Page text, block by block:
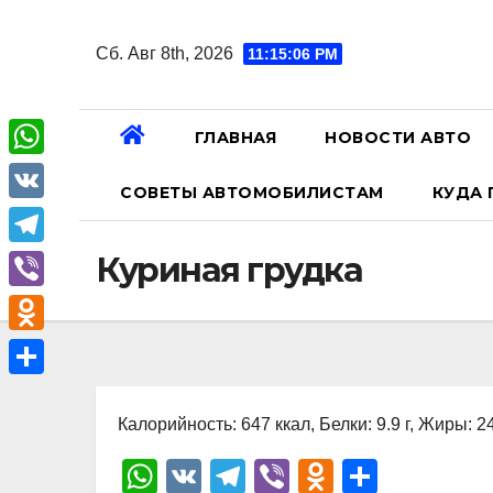
Сб. Авг 8th, 2026 11:15:07 PM
ГЛАВНАЯ НОВОСТИ АВТО
СОВЕТЫ АВТОМОБИЛИСТАМ КУДА
Куриная грудка
Калорийность: 647 ккал, Белки: 9.9 г, Жиры:
W
V
T
Vi
O
W
h
a
A
V
K
T
e
l
e
V
i
b
O